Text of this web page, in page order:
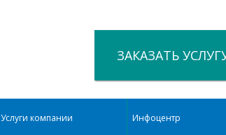
ЗАКАЗАТЬ
Услуги компании
Инфоцентр